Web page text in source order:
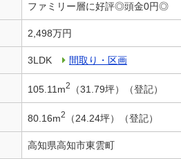
ファミリー層に好評◎頭金0円◎
2,498万円
3LDK 間取り・区画
105.11m2 （31.79坪）（登記）
80.16m2 （24.24坪）（登記）
高知県高知市東雲町